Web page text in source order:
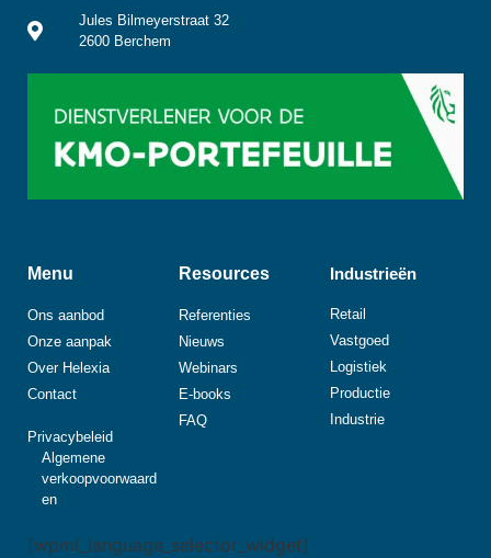
Jules Bilmeyerstraat 32
2600 Berchem
Menu
Ons aanbod
Onze aanpak
Over Helexia
Contact
Privacybeleid
Algemene
verkoopvoorwaard
en
[wpml_language_selector_widget]
Resources
Referenties
Nieuws
Webinars
E-books
FAQ
Industrieën
Retail
Vastgoed
Logistiek
Productie
Industrie